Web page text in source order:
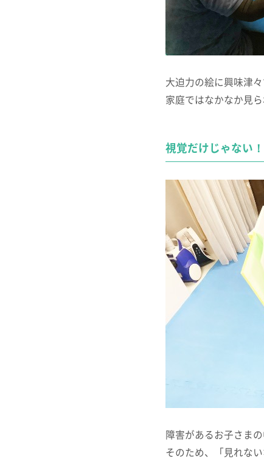
大迫力の絵に興味津
家庭ではなかなか見
視覚だけじゃない
障害があるお子さま
そのため、「見れな